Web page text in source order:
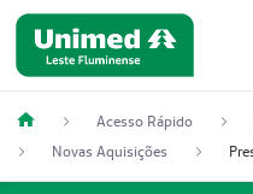
Acesso Rápido
Novas Aquisições